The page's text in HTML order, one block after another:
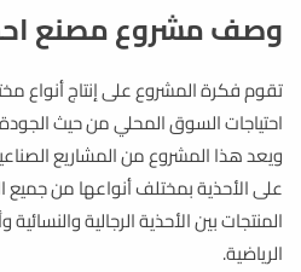
وصف مشروع مصنع
تقوم فكرة المشروع على إنتاج أنواع
احتياجات السوق المحلي من حيث الجودة
ويعد هذا المشروع من المشاريع
على الأحذية بمختلف أنواعها من جميع
المنتجات بين الأحذية الرجالية
الرياضية.